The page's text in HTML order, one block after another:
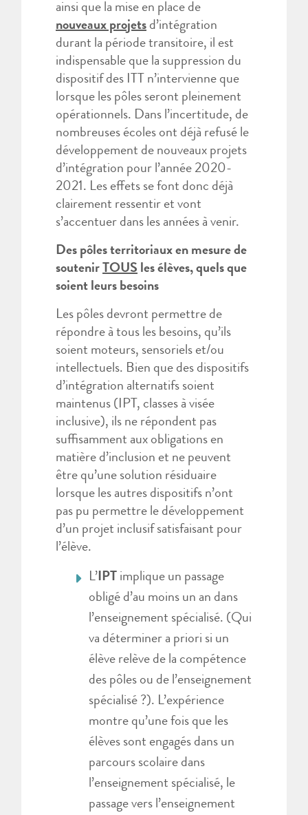
ainsi que la mise en place de
nouveaux projets d’intégration
durant la période transitoire, il est
indispensable que la suppression du
dispositif des ITT n’intervienne que
lorsque les pôles seront pleinement
opérationnels. Dans l’incertitude, de
nombreuses écoles ont déjà refusé le
développement de nouveaux projets
d’intégration pour l’année 2020-
2021. Les effets se font donc déjà
clairement ressentir et vont
s’accentuer dans les années à venir.
Des pôles territoriaux en mesure de
soutenir TOUS les élèves, quels que
soient leurs besoins
Les pôles devront permettre de
répondre à tous les besoins, qu’ils
soient moteurs, sensoriels et/ou
intellectuels. Bien que des dispositifs
d’intégration alternatifs soient
maintenus (IPT, classes à visée
inclusive), ils ne répondent pas
suffisamment aux obligations en
matière d’inclusion et ne peuvent
être qu’une solution résiduaire
lorsque les autres dispositifs n’ont
pas pu permettre le développement
d’un projet inclusif satisfaisant pour
l’élève.
L’IPT implique un passage
obligé d’au moins un an dans
l’enseignement spécialisé. (Qui
va déterminer a priori si un
élève relève de la compétence
des pôles ou de l’enseignement
spécialisé ?). L’expérience
montre qu’une fois que les
élèves sont engagés dans un
parcours scolaire dans
l’enseignement spécialisé, le
passage vers l’enseignement